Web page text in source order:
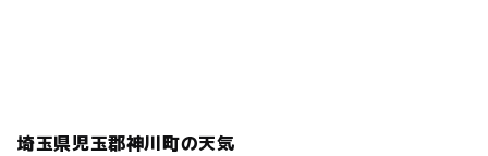
埼玉県児玉郡神川町の天気